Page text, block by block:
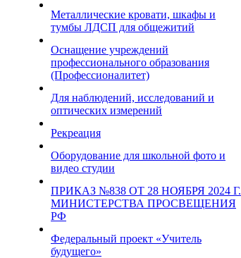
Металлические кровати, шкафы и
тумбы ЛДСП для общежитий
Оснащение учреждений
профессионального образования
(Профессионалитет)
Для наблюдений, исследований и
оптических измерений
Рекреация
Оборудование для школьной фото и
видео студии
ПРИКАЗ №838 ОТ 28 НОЯБРЯ 2024 Г.
МИНИСТЕРСТВА ПРОСВЕЩЕНИЯ
РФ
Федеральный проект «Учитель
будущего»